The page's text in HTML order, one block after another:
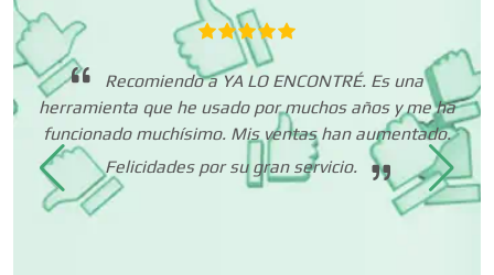
Centros de Espectáculos
Centros de Nutrición
Centros Turísticos
Recomiendo a YA LO ENCONTRÉ. Es una
herramienta que he usado por muchos años y me ha
funcionado muchísimo. Mis ventas han aumentado.
Felicidades por su gran servicio.